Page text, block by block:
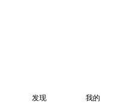
发现 我的